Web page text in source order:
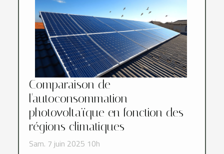
Comparaison de
l'autoconsommation
photovoltaïque en fonction des
régions climatiques
Sam. 7 juin 2025 10h